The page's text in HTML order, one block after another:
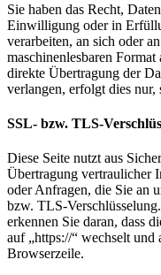
Sie haben das Recht,
Einwilligung oder in
verarbeiten, an sich oder
maschinenlesbaren
direkte Übertragung der
verlangen, erfolgt dies nur,
SSL- bzw. TLS-
Diese Seite nutzt aus
Übertragung vertraulicher
oder Anfragen, die Sie an
bzw. TLS-
erkennen Sie daran, dass
auf „https://“ wechselt
Browserzeile.